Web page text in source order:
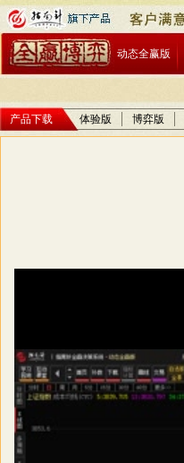
动态全赢版
产品下载 体验版 博弈版